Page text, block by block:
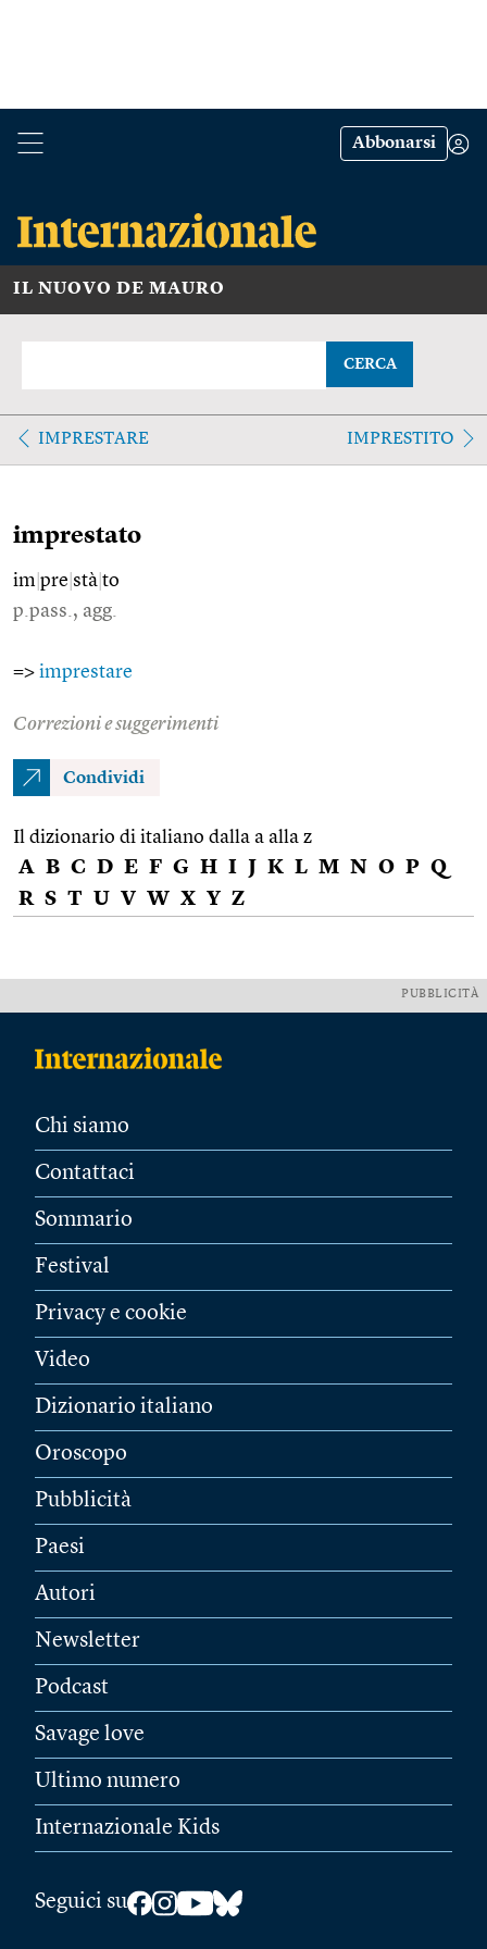
Abbonarsi
IL NUOVO DE MAURO
CERCA
IMPRESTARE IMPRESTITO
imprestato
im pre stà to
p.pass., agg.
=> imprestare
Correzioni e suggerimenti
Condividi
Il dizionario di italiano dalla a alla z
A B C D E F G H I J K L M N O P Q
R S T U V W X Y Z
PUBBLICITÀ
Chi siamo
Contattaci
Sommario
Festival
Privacy e cookie
Video
Dizionario italiano
Oroscopo
Pubblicità
Paesi
Autori
Newsletter
Podcast
Savage love
Ultimo numero
Internazionale Kids
Seguici su